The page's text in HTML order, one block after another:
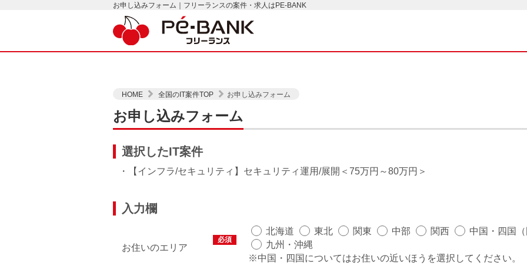
お申し込みフォーム｜フリーランスの案件・求人はPE-BANK
HOME 全国のIT案件TOP お申し込みフォーム
お申し込みフォーム
選択したIT案件
・【インフラ/セキュリティ】セキュリティ運用/展開 75万円～80万円
入力欄
お住いのエリア
必須
北海道 東北 関東 中部 関西 中国・四国（
九州・沖縄
※中国・四国についてはお住いの近いほうを選択してください。